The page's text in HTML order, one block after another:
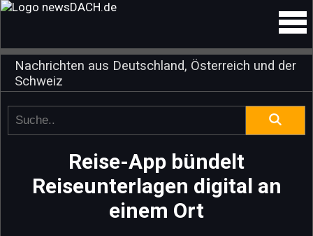
Nachrichten aus Deutschland, Österreich und der
Schweiz
Reise-App bündelt
Reiseunterlagen digital an
einem Ort